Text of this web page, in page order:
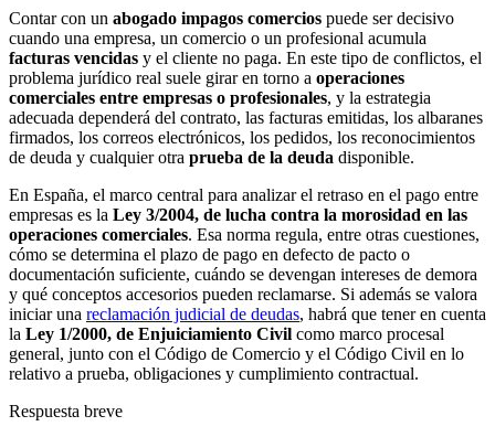
Contar con un abogado impagos comercios puede ser decisivo
cuando una empresa, un comercio o un profesional acumula
facturas vencidas y el cliente no paga. En este tipo de conflictos, el
problema jurídico real suele girar en torno a operaciones
comerciales entre empresas o profesionales, y la estrategia
adecuada dependerá del contrato, las facturas emitidas, los albaranes
firmados, los correos electrónicos, los pedidos, los reconocimientos
de deuda y cualquier otra prueba de la deuda disponible.
En España, el marco central para analizar el retraso en el pago entre
empresas es la Ley 3/2004, de lucha contra la morosidad en las
operaciones comerciales. Esa norma regula, entre otras cuestiones,
cómo se determina el plazo de pago en defecto de pacto o
documentación suficiente, cuándo se devengan intereses de demora
y qué conceptos accesorios pueden reclamarse. Si además se valora
iniciar una reclamación judicial de deudas, habrá que tener en cuenta
la Ley 1/2000, de Enjuiciamiento Civil como marco procesal
general, junto con el Código de Comercio y el Código Civil en lo
relativo a prueba, obligaciones y cumplimiento contractual.
Respuesta breve